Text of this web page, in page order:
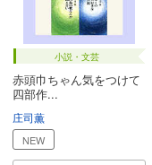
小説・文芸
赤頭巾ちゃん気をつけて
四部作...
庄司薫
NEW